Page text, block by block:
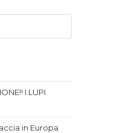
I LUPI
in Europa